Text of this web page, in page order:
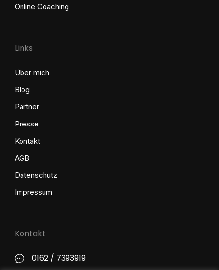
Online Coaching
Links
Über mich
Blog
Partner
Presse
Kontakt
AGB
Datenschutz
Impressum
Kontakt
0162 / 7393919